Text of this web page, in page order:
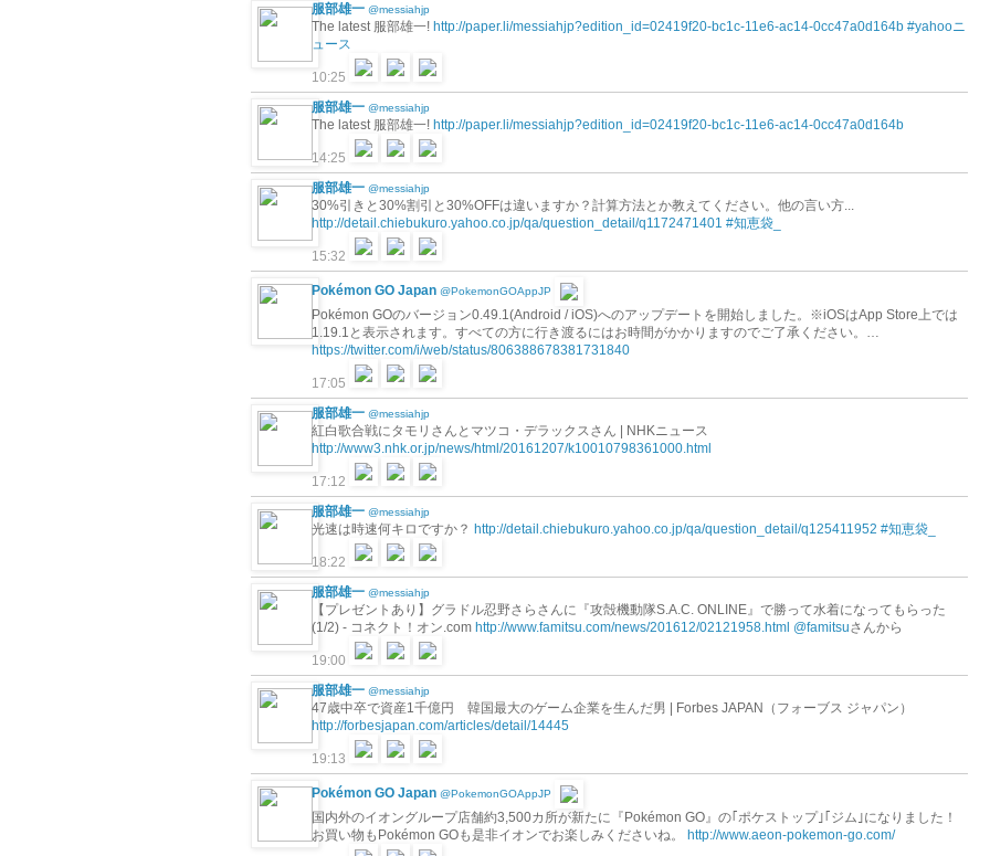
服部雄一 @messiahjp
The latest 服部雄一! http://paper.li/messiahjp?edition_id=02419f20-bc1c-11e6-ac14-0cc47a0d164b #yahooニ
ュース
10:25
服部雄一 @messiahjp
The latest 服部雄一! http://paper.li/messiahjp?edition_id=02419f20-bc1c-11e6-ac14-0cc47a0d164b
14:25
服部雄一 @messiahjp
30%引きと30%割引と30%OFFは違いますか？計算方法とか教えてください。他の言い方...
http://detail.chiebukuro.yahoo.co.jp/qa/question_detail/q1172471401 #知恵袋_
15:32
Pokémon GO Japan @PokemonGOAppJP
Pokémon GOのバージョン0.49.1(Android / iOS)へのアップデートを開始しました。※iOSはApp Store上では
1.19.1と表示されます。すべての方に行き渡るにはお時間がかかりますのでご了承ください。…
https://twitter.com/i/web/status/806388678381731840
17:05
服部雄一 @messiahjp
紅白歌合戦にタモリさんとマツコ・デラックスさん | NHKニュース
http://www3.nhk.or.jp/news/html/20161207/k10010798361000.html
17:12
服部雄一 @messiahjp
光速は時速何キロですか？ http://detail.chiebukuro.yahoo.co.jp/qa/question_detail/q125411952 #知恵袋_
18:22
服部雄一 @messiahjp
【プレゼントあり】グラドル忍野さらさんに『攻殻機動隊S.A.C. ONLINE』で勝って水着になってもらった
(1/2) - コネクト！オン.com http://www.famitsu.com/news/201612/02121958.html @famitsuさんから
19:00
服部雄一 @messiahjp
47歳中卒で資産1千億円 韓国最大のゲーム企業を生んだ男 | Forbes JAPAN（フォーブス ジャパン）
http://forbesjapan.com/articles/detail/14445
19:13
Pokémon GO Japan @PokemonGOAppJP
国内外のイオングループ店舗約3,500カ所が新たに『Pokémon GO』の｢ポケストップ｣｢ジム｣になりました！
お買い物もPokémon GOも是非イオンでお楽しみくださいね。
http://www.aeon-pokemon-go.com/